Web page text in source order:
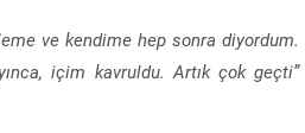
ve kendime hep sonra diyordum.
içim kavruldu. Artık çok geçti”